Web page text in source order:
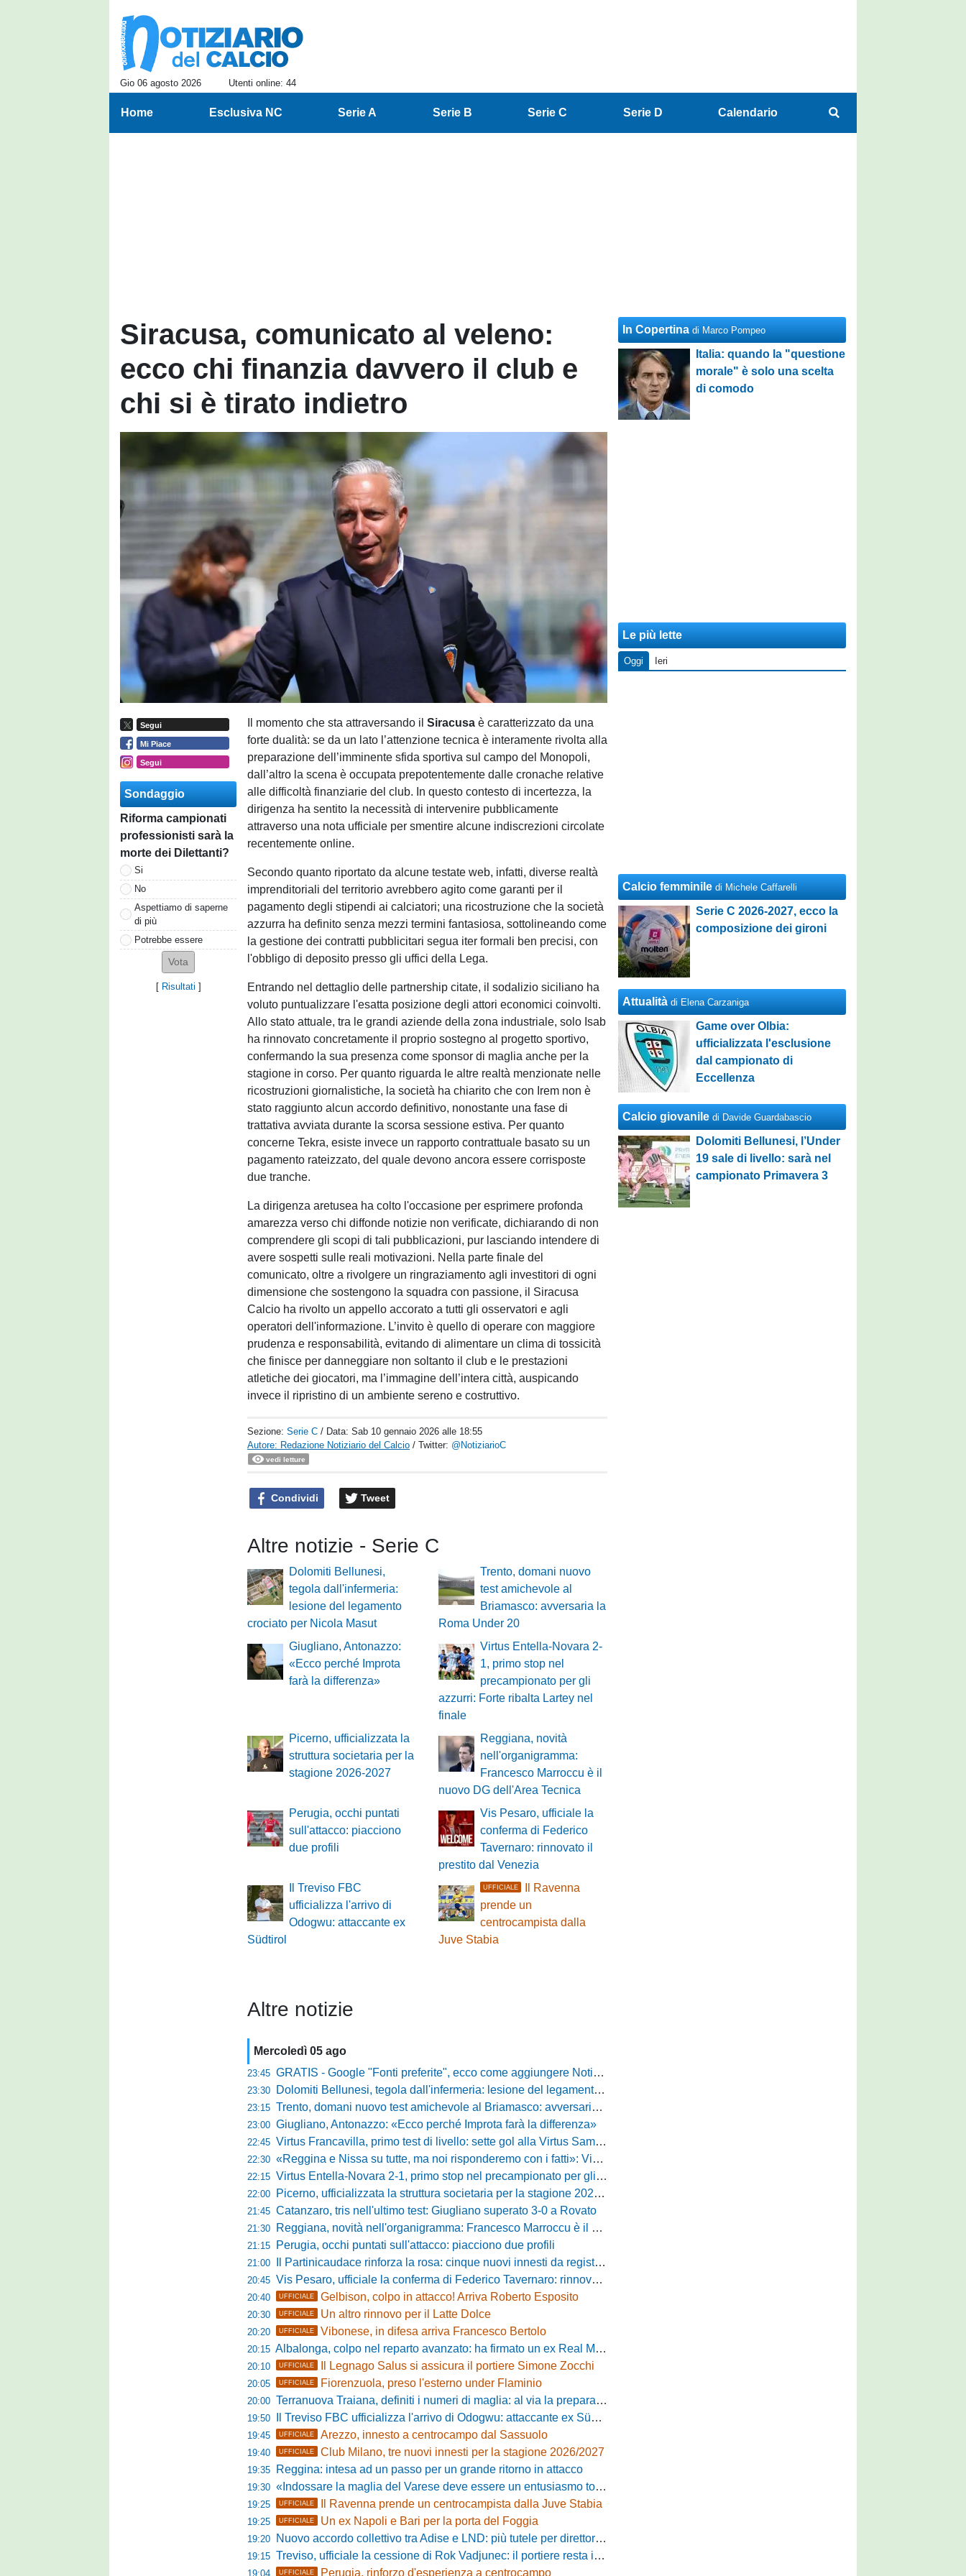
Gio 06 agosto 2026 Utenti online: 44
Home Esclusiva NC Serie A Serie B Serie C Serie D Calendario
Siracusa, comunicato al veleno:
ecco chi finanzia davvero il club e
chi si è tirato indietro
Segui
Mi Piace
Segui
Sondaggio
Riforma campionati
professionisti sarà la
morte dei Dilettanti?
Si
No
Aspettiamo di saperne
di più
Potrebbe essere
[ Risultati ]
Il momento che sta attraversando ilSiracusaè caratterizzato da una
forte dualità: se da un lato l’attenzione tecnica è interamente rivolta alla
preparazione dell’imminente sfida sportiva sul campo del Monopoli,
dall’altro la scena è occupata prepotentemente dalle cronache relative
alle difficoltà finanziarie del club. In questo contesto di incertezza, la
dirigenza ha sentito la necessità di intervenire pubblicamente
attraverso una nota ufficiale per smentire alcune indiscrezioni circolate
recentemente online.
Secondo quanto riportato da alcune testate web, infatti, diverse realtà
imprenditoriali del territorio avrebbero agito come garanti per il
pagamento degli stipendi ai calciatori; una ricostruzione che la società
azzurra ha definito senza mezzi termini fantasiosa, sottolineando come
la gestione dei contratti pubblicitari segua iter formali ben precisi, con
l'obbligo di deposito presso gli uffici della Lega.
Entrando nel dettaglio delle partnership citate, il sodalizio siciliano ha
voluto puntualizzare l'esatta posizione degli attori economici coinvolti.
Allo stato attuale, tra le grandi aziende della zona industriale, solo Isab
ha rinnovato concretamente il proprio sostegno al progetto sportivo,
confermando la sua presenza come sponsor di maglia anche per la
stagione in corso. Per quanto riguarda le altre realtà menzionate nelle
ricostruzioni giornalistiche, la società ha chiarito che con Irem non è
stato raggiunto alcun accordo definitivo, nonostante una fase di
trattativa avviata durante la scorsa sessione estiva. Per quanto
concerne Tekra, esiste invece un rapporto contrattuale basato su un
pagamento rateizzato, del quale devono ancora essere corrisposte
due tranche.
La dirigenza aretusea ha colto l'occasione per esprimere profonda
amarezza verso chi diffonde notizie non verificate, dichiarando di non
comprendere gli scopi di tali pubblicazioni, pur lasciando intendere di
avere sospetti sulle reali motivazioni. Nella parte finale del
comunicato, oltre a rivolgere un ringraziamento agli investitori di ogni
dimensione che sostengono la squadra con passione, il Siracusa
Calcio ha rivolto un appello accorato a tutti gli osservatori e agli
operatori dell'informazione. L’invito è quello di operare con maggiore
prudenza e responsabilità, evitando di alimentare un clima di tossicità
che finisce per danneggiare non soltanto il club e le prestazioni
atletiche dei giocatori, ma l’immagine dell’intera città, auspicando
invece il ripristino di un ambiente sereno e costruttivo.
Sezione:Serie C / Data:Sab 10 gennaio 2026 alle 18:55
Autore: Redazione Notiziario del Calcio / Twitter: @NotiziarioC
vedi letture
Condividi Tweet
Altre notizie - Serie C
Dolomiti Bellunesi,
tegola dall'infermeria:
lesione del legamento
crociato per Nicola Masut
Trento, domani nuovo
test amichevole al
Briamasco: avversaria la
Roma Under 20
Giugliano, Antonazzo:
«Ecco perché Improta
farà la differenza»
Virtus Entella-Novara 2-
1, primo stop nel
precampionato per gli
azzurri: Forte ribalta Lartey nel
finale
Picerno, ufficializzata la
struttura societaria per la
stagione 2026-2027
Reggiana, novità
nell'organigramma:
Francesco Marroccu è il
nuovo DG dell'Area Tecnica
Perugia, occhi puntati
sull'attacco: piacciono
due profili
Vis Pesaro, ufficiale la
conferma di Federico
Tavernaro: rinnovato il
prestito dal Venezia
Il Treviso FBC
ufficializza l'arrivo di
Odogwu: attaccante ex
Südtirol
UFFICIALE
Il Ravenna
prende un
centrocampista dalla
Juve Stabia
Altre notizie
Mercoledì 05 ago
23:45 GRATIS - Google "Fonti preferite", ecco come aggiungere NotiziarioCalcio alle tue notizie
23:30 Dolomiti Bellunesi, tegola dall'infermeria: lesione del legamento crociato per Nicola Masut
23:15 Trento, domani nuovo test amichevole al Briamasco: avversaria la Roma Under 20
23:00 Giugliano, Antonazzo: «Ecco perché Improta farà la differenza»
22:45 Virtus Francavilla, primo test di livello: sette gol alla Virtus Sammarco e colpo in difesa
22:30 «Reggina e Nissa su tutte, ma noi risponderemo con i fatti»: Vibonese, parla il ds Maglia
22:15 Virtus Entella-Novara 2-1, primo stop nel precampionato per gli azzurri: Forte ribalta Lartey nel finale
22:00 Picerno, ufficializzata la struttura societaria per la stagione 2026-2027
21:45 Catanzaro, tris nell'ultimo test: Giugliano superato 3-0 a Rovato
21:30 Reggiana, novità nell'organigramma: Francesco Marroccu è il nuovo DG dell'Area Tecnica
21:15 Perugia, occhi puntati sull'attacco: piacciono due profili
21:00 Il Partinicaudace rinforza la rosa: cinque nuovi innesti da registrare
20:45 Vis Pesaro, ufficiale la conferma di Federico Tavernaro: rinnovato il prestito dal Venezia
20:40 UFFICIALE Gelbison, colpo in attacco! Arriva Roberto Esposito
20:30 UFFICIALE Un altro rinnovo per il Latte Dolce
20:20 UFFICIALE Vibonese, in difesa arriva Francesco Bertolo
20:15 Albalonga, colpo nel reparto avanzato: ha firmato un ex Real Monterotondo
20:10 UFFICIALE Il Legnago Salus si assicura il portiere Simone Zocchi
20:05 UFFICIALE Fiorenzuola, preso l'esterno under Flaminio
20:00 Terranuova Traiana, definiti i numeri di maglia: al via la preparazione e la sfida con il Grosseto
19:50 Il Treviso FBC ufficializza l'arrivo di Odogwu: attaccante ex Südtirol
19:45 UFFICIALE Arezzo, innesto a centrocampo dal Sassuolo
19:40 UFFICIALE Club Milano, tre nuovi innesti per la stagione 2026/2027
19:35 Reggina: intesa ad un passo per un grande ritorno in attacco
19:30 «Indossare la maglia del Varese deve essere un entusiasmo totale»: mister Ciceri traccia la strada e carica i biancorossi
19:25 UFFICIALE Il Ravenna prende un centrocampista dalla Juve Stabia
19:25 UFFICIALE Un ex Napoli e Bari per la porta del Foggia
19:20 Nuovo accordo collettivo tra Adise e LND: più tutele per direttori sportivi e collaboratori
19:15 Treviso, ufficiale la cessione di Rok Vadjunec: il portiere resta in Italia, ecco dove
19:04 UFFICIALE Perugia, rinforzo d'esperienza a centrocampo
In Copertina di Marco Pompeo
Italia: quando la "questione
morale" è solo una scelta
di comodo
Le più lette
Oggi Ieri
Calcio femminile di Michele Caffarelli
Serie C 2026-2027, ecco la
composizione dei gironi
Attualità di Elena Carzaniga
Game over Olbia:
ufficializzata l'esclusione
dal campionato di
Eccellenza
Calcio giovanile di Davide Guardabascio
Dolomiti Bellunesi, l’Under
19 sale di livello: sarà nel
campionato Primavera 3